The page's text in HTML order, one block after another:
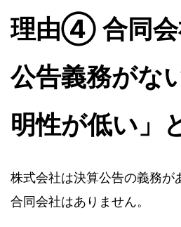
理由④ 合同会
公告義務がな
明性が低い」
株式会社は決算公告の義務が
合同会社はありません。